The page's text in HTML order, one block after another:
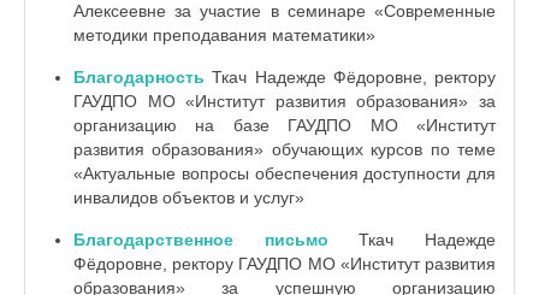
Алексеевне за участие в семинаре «Современные
методики преподавания математики»
Благодарность Ткач Надежде Фёдоровне, ректору
ГАУДПО МО «Институт развития образования» за
организацию на базе ГАУДПО МО «Институт
развития образования» обучающих курсов по теме
«Актуальные вопросы обеспечения доступности для
инвалидов объектов и услуг»
Благодарственное письмо
Ткач Надежде
Фёдоровне, ректору ГАУДПО МО «Институт развития
образования» за успешную организацию